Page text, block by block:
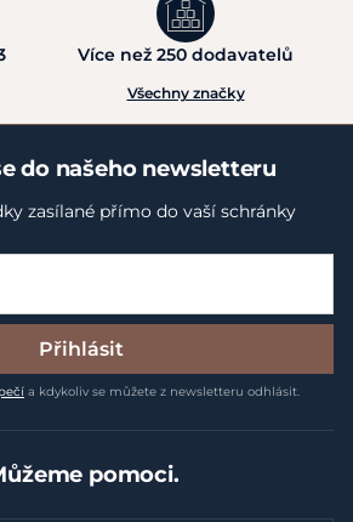
Více než 250 dodavatelů
Všechny značky
do našeho newsletteru
zasílané přímo do vaší schránky
Přihlásit
a kdykoliv se můžete z newsletteru odhlásit.
pomoci.